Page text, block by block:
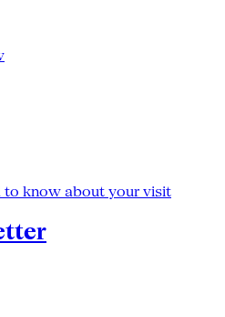
to know about your visit